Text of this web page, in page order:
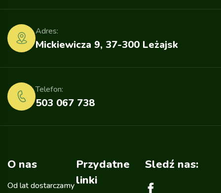
Mickiewicza 9, 37-300 Leżajsk
Adres:
503 067 738
Telefon:
O nas
Od lat dostarczamy
Przydatne
linki
Sledź nas: